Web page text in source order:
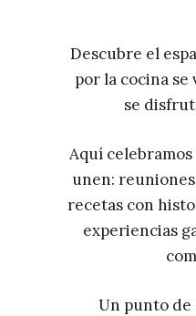
Descubre el
por la cocina se
se
Aquí
unen:
recetas con
experiencias
Un punto